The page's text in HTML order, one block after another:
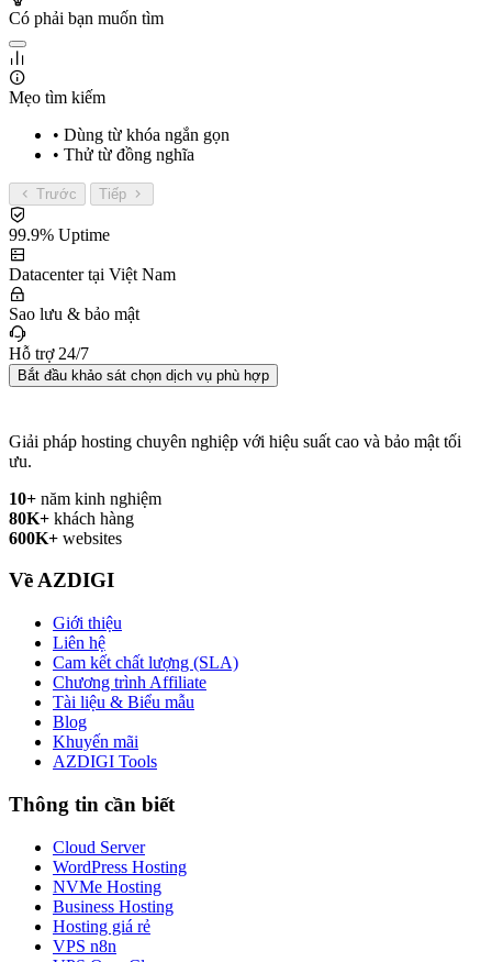
Có phải bạn muốn tìm
Mẹo tìm kiếm
• Dùng từ khóa ngắn gọn
• Thử từ đồng nghĩa
Trước Tiếp
99.9% Uptime
Datacenter tại Việt Nam
Sao lưu & bảo mật
Hỗ trợ 24/7
Bắt đầu khảo sát chọn dịch vụ phù hợp
Giải pháp hosting chuyên nghiệp với hiệu suất cao và bảo mật tối
ưu.
10+ năm kinh nghiệm
80K+ khách hàng
600K+ websites
Về AZDIGI
Giới thiệu
Liên hệ
Cam kết chất lượng (SLA)
Chương trình Affiliate
Tài liệu & Biểu mẫu
Blog
Khuyến mãi
AZDIGI Tools
Thông tin cần biết
Cloud Server
WordPress Hosting
NVMe Hosting
Business Hosting
Hosting giá rẻ
VPS n8n